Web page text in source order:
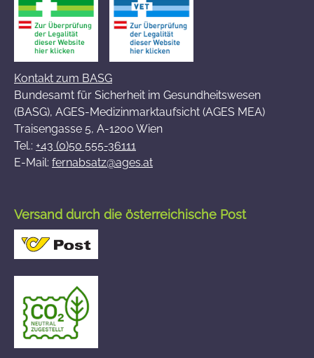
Kontakt zum BASG
Bundesamt für Sicherheit im Gesundheitswesen
(BASG), AGES-Medizinmarktaufsicht (AGES MEA)
Traisengasse 5, A-1200 Wien
Tel.: +43 (0)50 555-36111
E-Mail: fernabsatz@ages.at
Versand durch die österreichische Post